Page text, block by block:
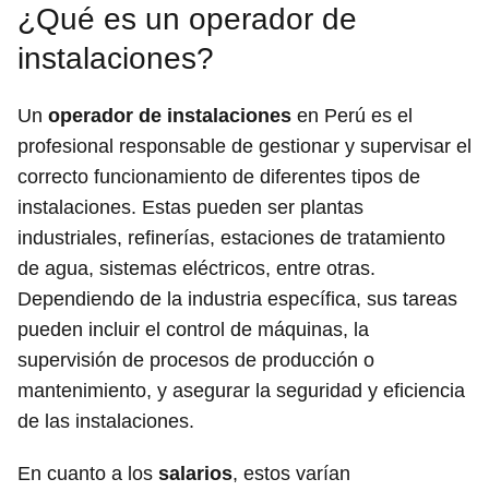
¿Qué es un operador de
instalaciones?
Un operador de instalaciones en Perú es el
profesional responsable de gestionar y supervisar el
correcto funcionamiento de diferentes tipos de
instalaciones. Estas pueden ser plantas
industriales, refinerías, estaciones de tratamiento
de agua, sistemas eléctricos, entre otras.
Dependiendo de la industria específica, sus tareas
pueden incluir el control de máquinas, la
supervisión de procesos de producción o
mantenimiento, y asegurar la seguridad y eficiencia
de las instalaciones.
En cuanto a los salarios, estos varían